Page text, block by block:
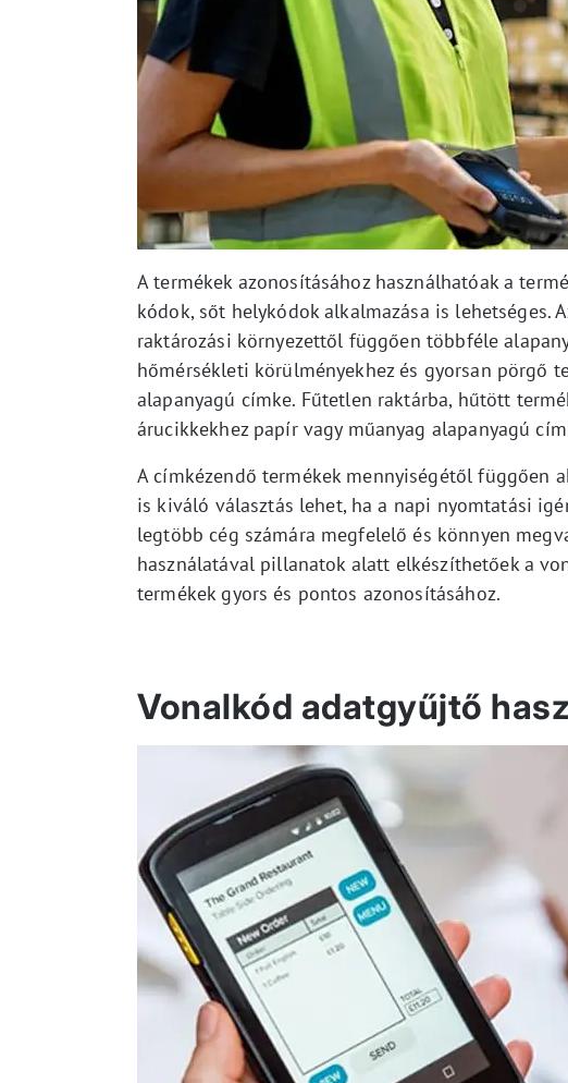
A termékek azonosításához használhatóak a
kódok, sőt helykódok alkalmazása is lehetséges.
raktározási környezettől függően többféle
hőmérsékleti körülményekhez és gyorsan pörgő
alapanyagú címke. Fűtetlen raktárba, hűtött
árucikkekhez papír vagy műanyag alapanyagú
A címkézendő termékek mennyiségétől függően
is kiváló választás lehet, ha a napi nyomtatási
legtöbb cég számára megfelelő és könnyen
használatával pillanatok alatt elkészíthetőek a
termékek gyors és pontos azonosításához.
Vonalkód adatgyűjtő